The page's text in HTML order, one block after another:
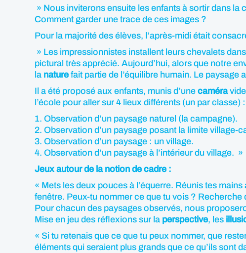
» Nous inviterons ensuite les enfants à sortir dans
Comment garder une trace de ces images ?
Pour la majorité des élèves, l’après-midi était
» Les impressionnistes installent leurs chevalets
pictural très apprécié. Aujourd’hui, alors que notre
la nature fait partie de l’équilibre humain. Le paysage
Il a été proposé aux enfants, munis d’une caméra
l’école pour aller sur 4 lieux différents (un par classe) :
1. Observation d’un paysage naturel (la campagne).
2. Observation d’un paysage posant la limite village-
3. Observation d’un paysage : un village.
4. Observation d’un paysage à l’intérieur du village. »
Jeux autour de la notion de cadre :
« Mets les deux pouces à l’équerre. Réunis tes
fenêtre. Peux-tu nommer ce que tu vois ? Recherche
Pour chacun des paysages observés, nous
Mise en jeu des réflexions sur la perspective, les
« Si tu retenais que ce que tu peux nommer, que
éléments qui seraient plus grands que ce qu’ils sont